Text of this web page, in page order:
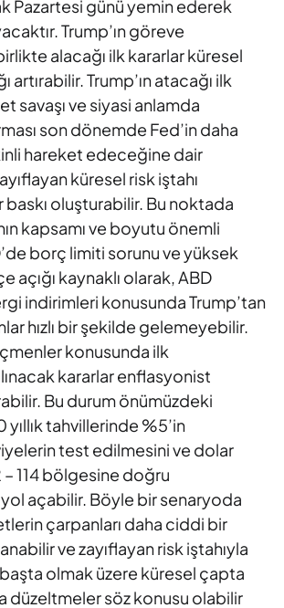
Pazartesi günü yemin ederek
Trump’ın göreve
alacağı ilk kararlar küresel
artırabilir. Trump’ın atacağı ilk
savaşı ve siyasi anlamda
son dönemde Fed’in daha
hareket edeceğine dair
küresel risk iştahı
baskı oluşturabilir. Bu noktada
kapsamı ve boyutu önemli
borç limiti sorunu veyüksek
açığı kaynaklı olarak, ABD
indirimleri konusunda Trump’tan
hızlı bir şekilde gelemeyebilir.
konusunda ilk
kararlar enflasyonist
Bu durumönümüzdeki
yıllık tahvillerinde %5’in
test edilmesini ve dolar
114 bölgesine doğru
açabilir. Böyle bir senaryoda
çarpanları daha ciddi bir
vezayıflayan risk iştahıyla
olmak üzere küresel çapta
düzeltmeler söz konusu olabilir